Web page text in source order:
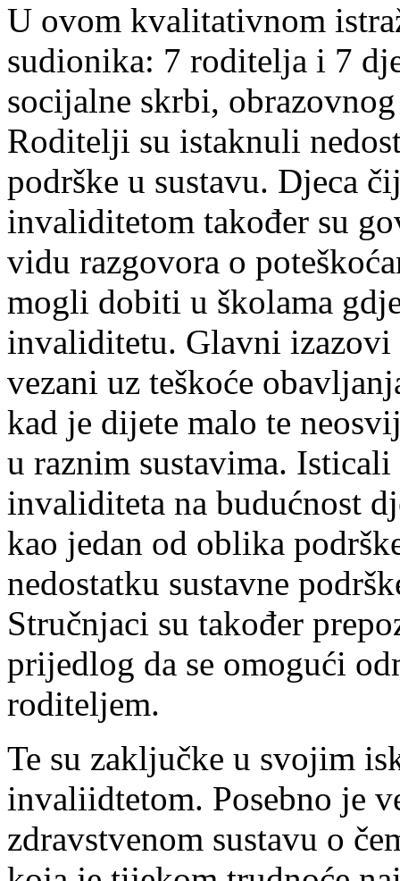
U ovom kvalitativnom
sudionika: 7 roditelja i 7
socijalne skrbi,
Roditelji su istaknuli
podrške u sustavu. Djeca
invaliditetom također su
vidu razgovora o
mogli dobiti u školama
invaliditetu. Glavni
vezani uz teškoće
kad je dijete malo te
u raznim sustavima.
invaliditeta na budućnost
kao jedan od oblika
nedostatku sustavne
Stručnjaci su također
prijedlog da se omogući
roditeljem.
Te su zaključke u svojim
invaliidtetom. Posebno je
zdravstvenom sustavu o